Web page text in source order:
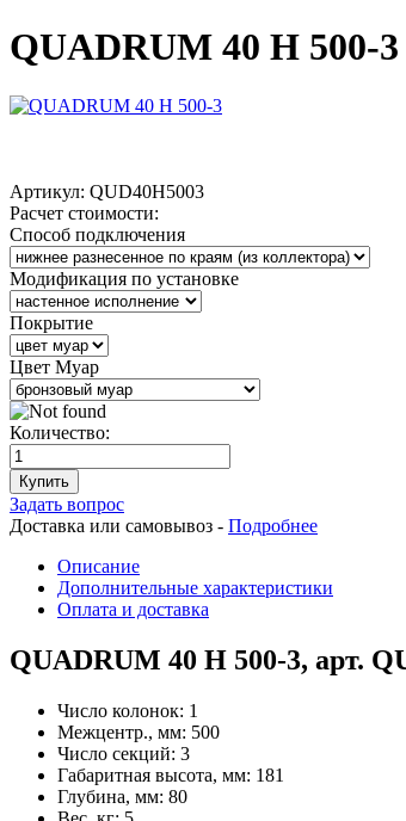
QUADRUM 40 H 500-3
Артикул: QUD40H5003
Расчет стоимости:
Способ подключения
Модификация по установке
Покрытие
Цвет Муар
Количество:
Купить
Задать вопрос
Доставка или самовывоз - Подробнее
Описание
Дополнительные характеристики
Оплата и доставка
QUADRUM 40 H 500-3, арт.
Число колонок: 1
Межцентр., мм: 500
Число секций: 3
Габаритная высота, мм: 181
Глубина, мм: 80